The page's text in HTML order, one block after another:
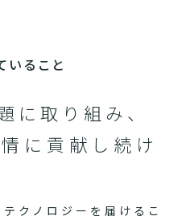
ること
に取り組み、
に貢献し続け
クノロジーを届けるこ